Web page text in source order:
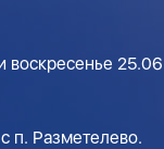
воскресенье
п. Разметелево.